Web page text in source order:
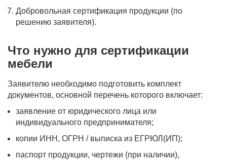
Добровольная сертификация продукции (по
решению заявителя).
Что нужно для сертификации
мебели
Заявителю необходимо подготовить комплект
документов, основной перечень которого включает:
заявление от юридического лица или
индивидуального предпринимателя;
копии ИНН, ОГРН / выписка из ЕГРЮЛ(ИП);
паспорт продукции, чертежи (при наличии),